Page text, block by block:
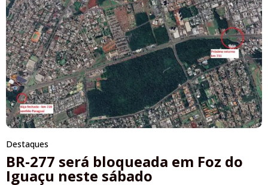
Destaques
BR-277 será bloqueada em Foz do
Iguaçu neste sábado